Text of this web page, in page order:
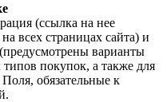
(ссылка на нее
всех страницах сайта) и
варианты
покупок, а также для
обязательные к